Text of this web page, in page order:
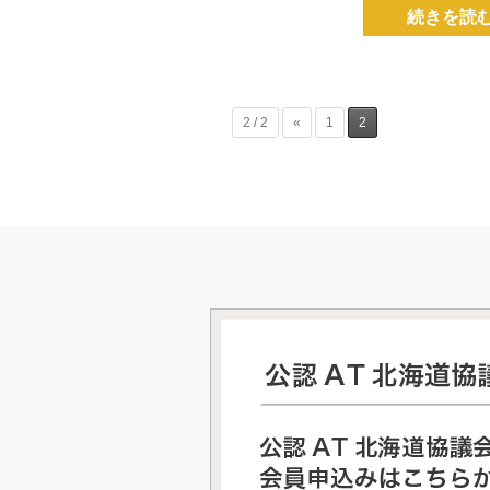
続きを読
2 / 2 « 1 2